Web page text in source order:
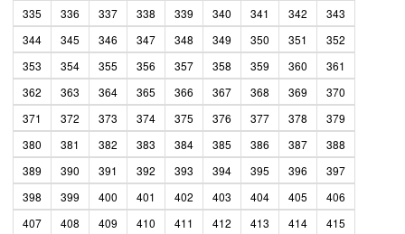
335
336 337 338 339 340 341 342
343
344
345 346 347 348 349 350 351
352
353
354 355 356 357 358 359 360
361
362
363 364 365 366 367 368 369
370
371
372 373 374 375 376 377 378
379
380
381 382 383 384 385 386 387
388
389
390 391 392 393 394 395 396
397
398
399 400 401 402 403 404 405
406
407
408 409 410 411 412 413 414
415